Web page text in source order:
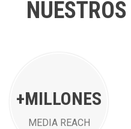
+MILLONES